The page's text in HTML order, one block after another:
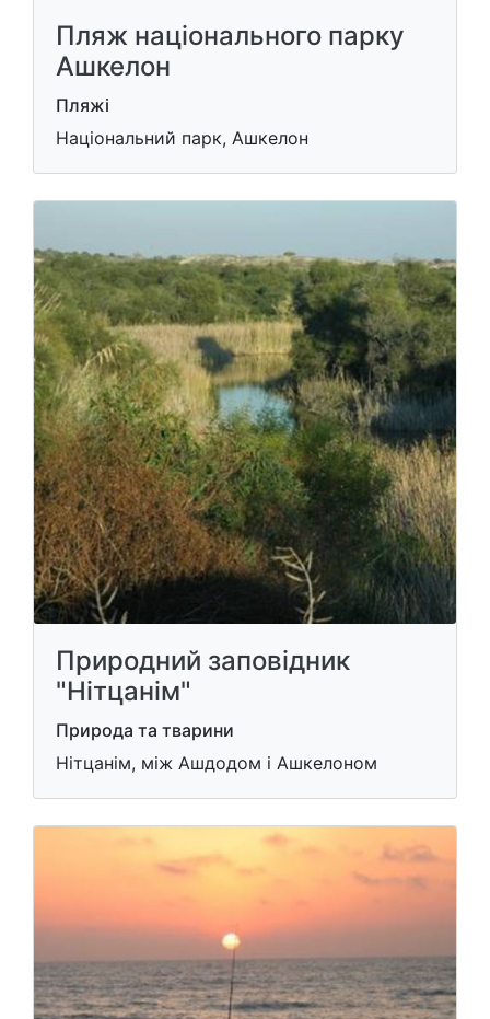
Пляж національного парку
Ашкелон
Пляжі
Національний парк, Ашкелон
Природний заповідник
"Нітцанім"
Природа та тварини
Нітцанім, між Ашдодом і Ашкелоном